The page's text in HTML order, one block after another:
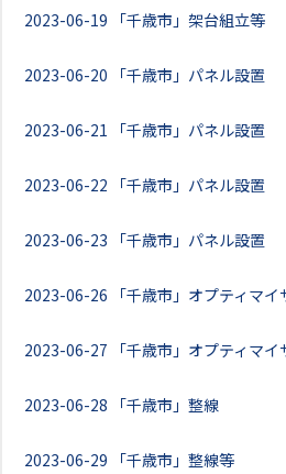
2023-06-19 「千歳市」架台組立等
2023-06-20 「千歳市」パネル設置
2023-06-21 「千歳市」パネル設置
2023-06-22 「千歳市」パネル設置
2023-06-23 「千歳市」パネル設置
2023-06-26 「千歳市」オプティマ
2023-06-27 「千歳市」オプティマ
2023-06-28 「千歳市」整線
2023-06-29 「千歳市」整線等